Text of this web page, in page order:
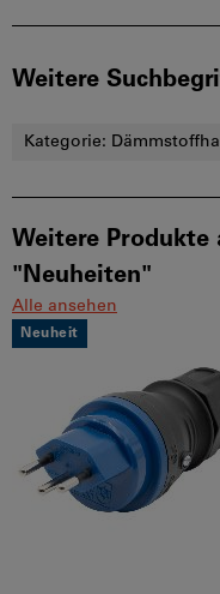
Weitere
Kategorie:
Weitere Produkte
"Neuheiten"
Alle ansehen
Neuheit